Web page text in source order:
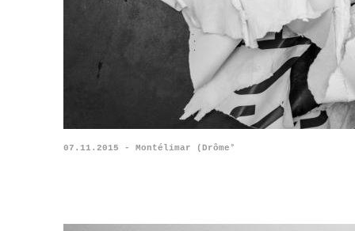
07.11.2015 - Montélimar (Drôme°